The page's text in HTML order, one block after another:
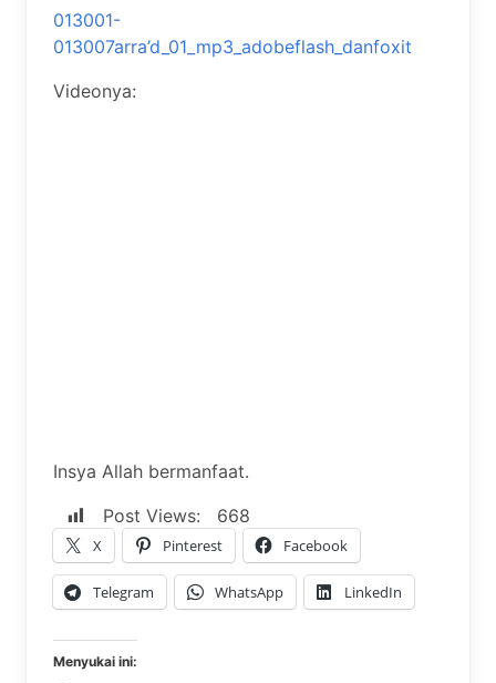
013001-
013007arra’d_01_mp3_adobeflash_danfoxit
Videonya:
Insya Allah bermanfaat.
Post Views:
668
X Pinterest Facebook
Telegram WhatsApp LinkedIn
Menyukai ini: